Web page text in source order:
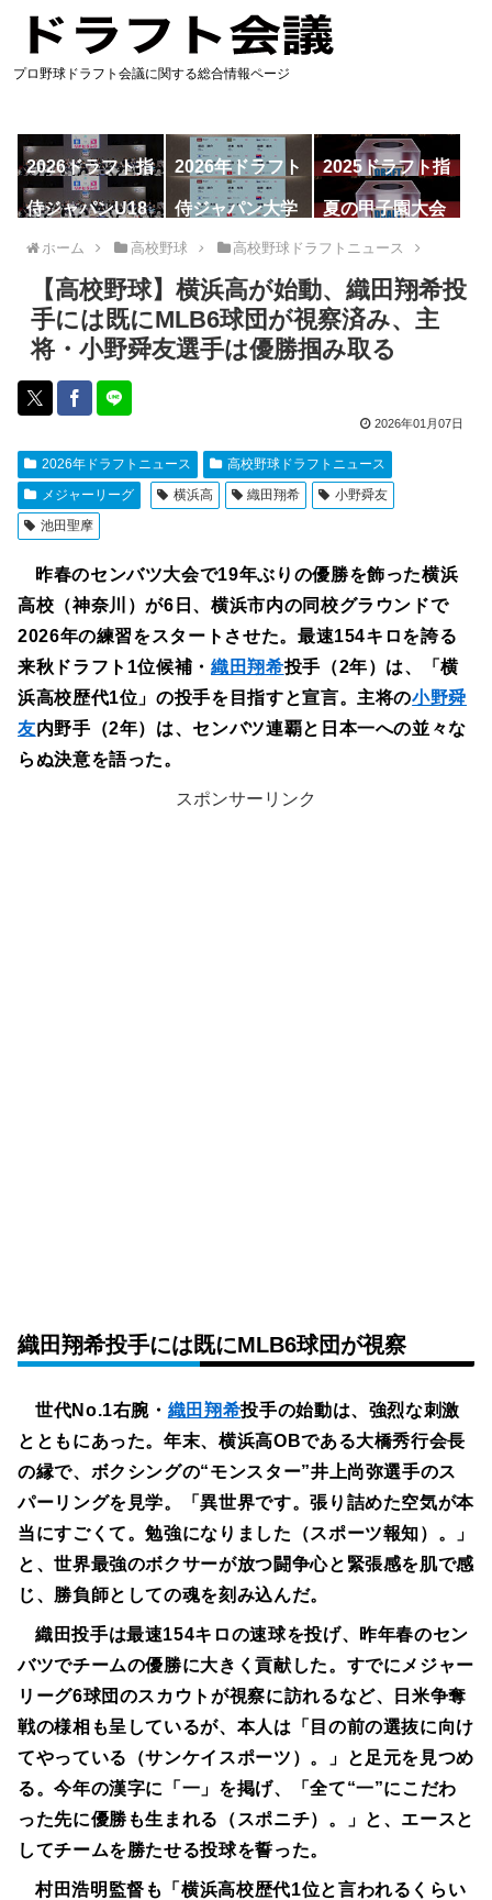
プロ野球ドラフト会議に関する総合情報ページ
2026ドラフト指
名予想
2026年ドラフト
候補
2025ドラフト指
名一覧
侍ジャパンU18
代表
侍ジャパン大学
代表
夏の甲子園大会
ホーム 高校野球 高校野球ドラフトニュース
【高校野球】横浜高が始動、織田翔希投
手には既にMLB6球団が視察済み、主
将・小野舜友選手は優勝掴み取る
2026年01月07日
2026年ドラフトニュース
高校野球ドラフトニュース
メジャーリーグ
横浜高 織田翔希
小野舜友
池田聖摩
昨春のセンバツ大会で19年ぶりの優勝を飾った横浜
高校（神奈川）が6日、横浜市内の同校グラウンドで
2026年の練習をスタートさせた。最速154キロを誇る
来秋ドラフト1位候補・織田翔希投手（2年）は、「横
浜高校歴代1位」の投手を目指すと宣言。主将の小野舜
友内野手（2年）は、センバツ連覇と日本一への並々な
らぬ決意を語った。
スポンサーリンク
織田翔希投手には既にMLB6球団が視察
世代No.1右腕・ 織田翔希投手の始動は、強烈な刺激
とともにあった。年末、横浜高OBである大橋秀行会長
の縁で、ボクシングの“モンスター”井上尚弥選手のス
パーリングを見学。「異世界です。張り詰めた空気が本
当にすごくて。勉強になりました（スポーツ報知）。」
と、世界最強のボクサーが放つ闘争心と緊張感を肌で感
じ、勝負師としての魂を刻み込んだ。
織田投手は最速154キロの速球を投げ、昨年春のセン
バツでチームの優勝に大きく貢献した。すでにメジャー
リーグ6球団のスカウトが視察に訪れるなど、日米争奪
戦の様相も呈しているが、本人は「目の前の選抜に向け
てやっている（サンケイスポーツ）。」と足元を見つめ
る。今年の漢字に「一」を掲げ、「全て“一”にこだわ
った先に優勝も生まれる（スポニチ）。」と、エースと
してチームを勝たせる投球を誓った。
村田浩明監督も「横浜高校歴代1位と言われるくらい